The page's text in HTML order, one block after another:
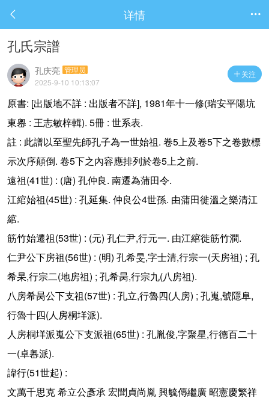
 详情 
孔氏宗譜
 关注
孔庆亮 管理员
2025-9-10 10:13:07
原書: [出版地不詳 : 出版者不詳], 1981年十一修(瑞安平陽坑
東嶴 : 王志敏梓輯). 5冊 : 世系表.
註 : 此譜以至聖先師孔子為一世始祖 . 卷5 上及卷5下之卷數標
示次序顛倒 . 卷5下之內容應排列於卷5 上之前.
遠祖 (41世) : (唐) 孔仲良 . 南遷為蒲田令.
江綰始祖 (45世) : 孔延集. 仲良公4世孫. 由蒲田徙溫之樂清江
綰.
筋竹始遷祖 (53世) : (元) 孔仁尹,行元一. 由江綰徙筋竹澗.
仁尹公下房祖 (56世) : (明) 孔希旻,字士清,行宗一(天房祖) ; 孔
希杲,行宗二(地房祖) ; 孔希昺,行宗九(八房祖).
八房希昺公下支祖 (57世) : 孔立,行魯四(人房) ; 孔嵬,號隱阜,
行魯十四(人房桐垟派).
人房桐垟派嵬公下支派祖 (65世) : 孔胤俊,字聚星,行德百二十
一(卓嶴派).
諱行(51世起) :
文萬千思克 希立公彥承 宏聞貞尚胤 興毓傳繼廣 昭憲慶繁祥